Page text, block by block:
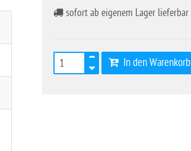
sofort ab eigenem Lager lieferbar
In den Warenkorb